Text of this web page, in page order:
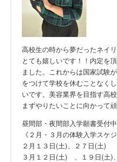
高校生の時から夢だったネイ
とても嬉しいです！！内定を
ました。これからは国家試験
をつけて学校を休むことなく
いです。美容業界を目指す高
まずやりたいことに向かって
昼間部・夜間部入学願書受付中
《２月・３月の体験入学スケジ
２月１３日(土)、２７日(土)
３月１２日(土) 、１９日(土)